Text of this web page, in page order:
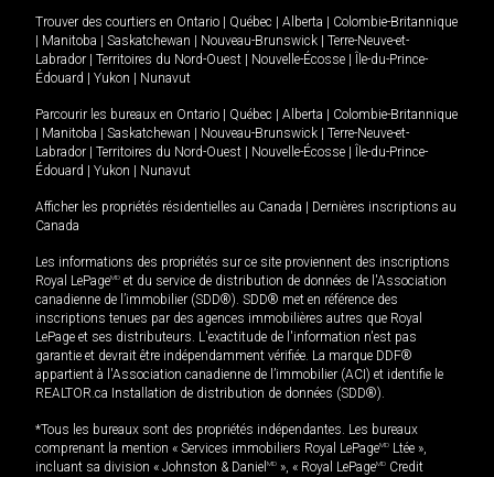
Trouver des courtiers en Ontario Québec Alberta
Colombie-Britannique
Manitoba Saskatchewan Nouveau-Brunswick
Terre-Neuve-et-
Labrador
Territoires du Nord-Ouest Nouvelle-Écosse
Île-du-Prince-
Édouard
Yukon Nunavut
Parcourir les bureaux en Ontario Québec Alberta
Colombie-Britannique
Manitoba Saskatchewan Nouveau-Brunswick
Terre-Neuve-et-
Labrador
Territoires du Nord-Ouest Nouvelle-Écosse
Île-du-Prince-
Édouard
Yukon Nunavut
Afficher les propriétés résidentielles au Canada
Dernières inscriptions au
Canada
Les informations des propriétés sur ce site proviennent des inscriptions
Royal LePageMD et du service de distribution de données de l'Association
canadienne de l’immobilier (SDD®). SDD® met en référence des
inscriptions tenues par des agences immobilières autres que Royal
LePage et ses distributeurs. L'exactitude de l'information n'est pas
garantie et devrait être indépendamment vérifiée. La marque DDF®
appartient à l'Association canadienne de l’immobilier (ACI) et identifie le
REALTOR.ca Installation de distribution de données (SDD®).
*Tous les bureaux sont des propriétés indépendantes. Les bureaux
comprenant la mention « Services immobiliers Royal LePageMD Ltée »,
incluant sa division « Johnston & Daniel MD », « Royal LePageMD Credit